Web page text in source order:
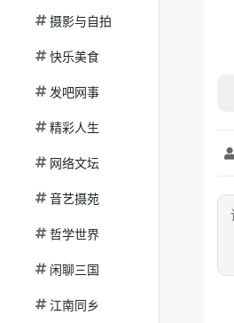
摄影与自拍
快乐美食
发吧网事
精彩人生
网络文坛
音艺摄苑
哲学世界
闲聊三国
江南同乡